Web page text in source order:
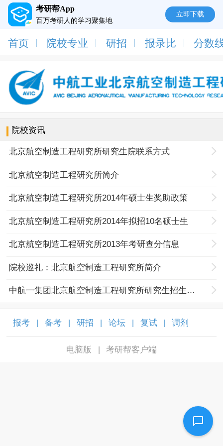
考研帮App
百万考研人的学习聚集地
立即下载
首页 院校专业 研招 报录比 分数
院校资讯
北京航空制造工程研究所研究生院联系方式
北京航空制造工程研究所简介
北京航空制造工程研究所2014年硕士生奖助政策
北京航空制造工程研究所2014年拟招10名硕士生
北京航空制造工程研究所2013年考研查分信息
院校巡礼：北京航空制造工程研究所简介
中航一集团北京航空制造工程研究所研究生招生办公室联系方式
报考 备考 研招 论坛 复试 调剂
电脑版 考研帮客户端